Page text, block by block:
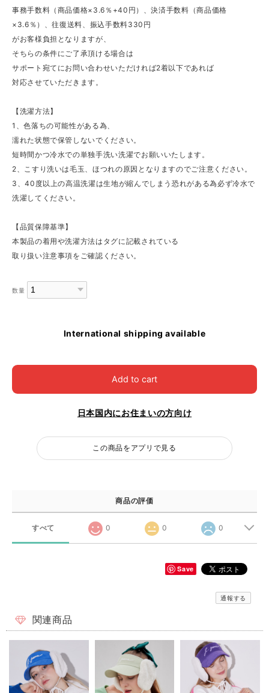
事務手数料（商品価格×3.6％+40円）、決済手数料（商品価格
×3.6％）、往復送料、振込手数料330円
がお客様負担となりますが、
そちらの条件にご了承頂ける場合は
サポート宛てにお問い合わせいただければ2着以下であれば
対応させていただきます。
【洗濯方法】
1、色落ちの可能性がある為、
濡れた状態で保管しないでください。
短時間かつ冷水での単独手洗い洗濯でお願いいたします。
2、こすり洗いは毛玉、ほつれの原因となりますのでご注意ください。
3、40度以上の高温洗濯は生地が縮んでしまう恐れがある為必ず冷水で
洗濯してください。
【品質保障基準】
本製品の着用や洗濯方法はタグに記載されている
取り扱い注意事項をご確認ください。
数量
International shipping available
Add to cart
日本国内にお住まいの方向け
この商品をアプリで見る
商品の評価
すべて 0 0 0
Save
通報する
関連商品